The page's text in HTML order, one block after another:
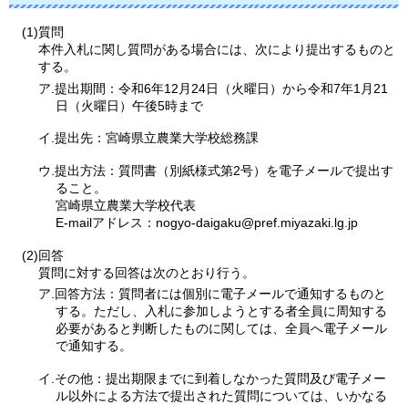
(1)質問
本件入札に関し質問がある場合には、次により提出するものと
する。
ア.提出期間：令和6年12月24日（火曜日）から令和7年1月21
日（火曜日）午後5時まで
イ.提出先：宮崎県立農業大学校総務課
ウ.提出方法：質問書（別紙様式第2号）を電子メールで提出す
ること。
宮崎県立農業大学校代表
E-mailアドレス：nogyo-daigaku@pref.miyazaki.lg.jp
(2)回答
質問に対する回答は次のとおり行う。
ア.回答方法：質問者には個別に電子メールで通知するものと
する。ただし、入札に参加しようとする者全員に周知する
必要があると判断したものに関しては、全員へ電子メール
で通知する。
イ.その他：提出期限までに到着しなかった質問及び電子メー
ル以外による方法で提出された質問については、いかなる